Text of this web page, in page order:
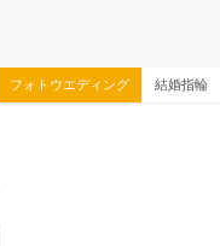
フォトウエディング 結婚指輪